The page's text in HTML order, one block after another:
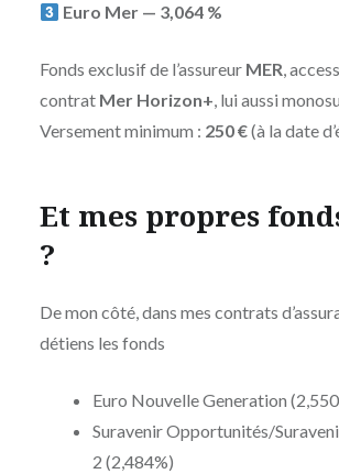
Euro Mer — 3,064 %
Fonds exclusif de l’assureur MER,
contrat Mer Horizon+, lui aussi
Versement minimum : 250 €(à la date
Et mes propres
?
De mon côté, dans mes contrats
détiens les fonds
Euro Nouvelle Generation
Suravenir Opportunités/
2 (2,484%)